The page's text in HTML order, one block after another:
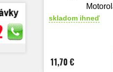
skladom ihneď
11,70 €